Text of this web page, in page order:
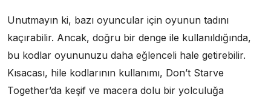
Unutmayın ki, bazı oyuncular için oyunun tadını
kaçırabilir. Ancak, doğru bir denge ile kullanıldığında,
bu kodlar oyununuzu daha eğlenceli hale getirebilir.
Kısacası, hile kodlarının kullanımı, Don’t Starve
Together’da keşif ve macera dolu bir yolculuğa